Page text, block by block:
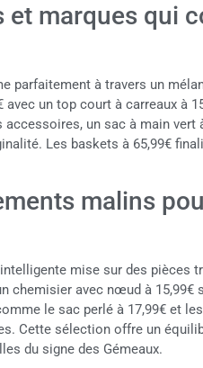
et marques qui
parfaitement à travers un
avec un top court à carreaux à
accessoires, un sac à main
Les baskets à 65,99€
malins
mise sur des pièces
chemisier avec nœud à 15,99€
le sac perlé à 17,99€ et
Cette sélection offre un
du signe des Gémeaux.